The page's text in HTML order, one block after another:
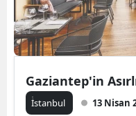
Gaziantep'in
İ̇stanbul 13 Nisan